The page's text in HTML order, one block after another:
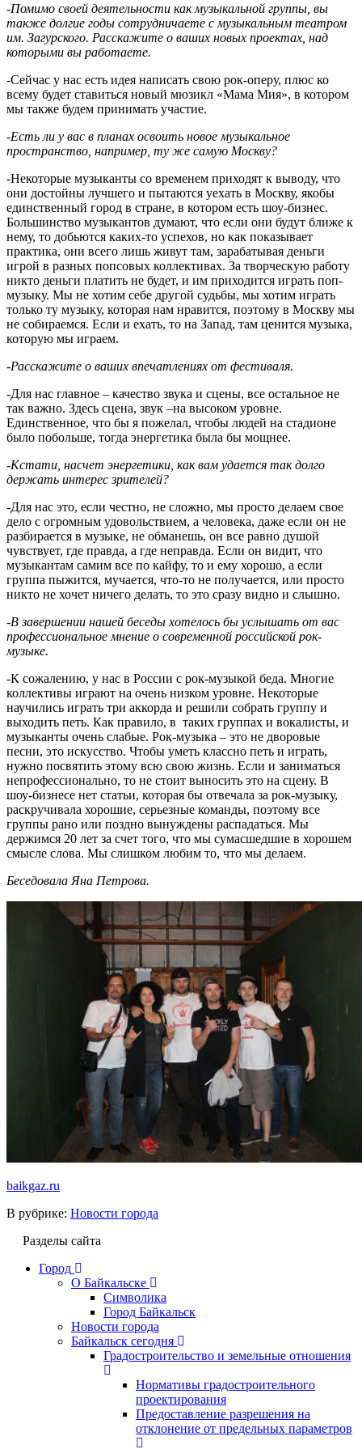
-Помимо своей деятельности как музыкальной группы, вы
также долгие годы сотрудничаете с музыкальным театром
им. Загурского. Расскажите о ваших новых проектах, над
которыми вы работаете.
-Сейчас у нас есть идея написать свою рок-оперу, плюс ко
всему будет ставиться новый мюзикл «Мама Мия», в котором
мы также будем принимать участие.
-Есть ли у вас в планах освоить новое музыкальное
пространство, например, ту же самую Москву?
-Некоторые музыканты со временем приходят к выводу, что
они достойны лучшего и пытаются уехать в Москву, якобы
единственный город в стране, в котором есть шоу-бизнес.
Большинство музыкантов думают, что если они будут ближе к
нему, то добьются каких-то успехов, но как показывает
практика, они всего лишь живут там, зарабатывая деньги
игрой в разных попсовых коллективах. За творческую работу
никто деньги платить не будет, и им приходится играть поп-
музыку. Мы не хотим себе другой судьбы, мы хотим играть
только ту музыку, которая нам нравится, поэтому в Москву мы
не собираемся. Если и ехать, то на Запад, там ценится музыка,
которую мы играем.
-Расскажите о ваших впечатлениях от фестиваля.
-Для нас главное – качество звука и сцены, все остальное не
так важно. Здесь сцена, звук –на высоком уровне.
Единственное, что бы я пожелал, чтобы людей на стадионе
было побольше, тогда энергетика была бы мощнее.
-Кстати, насчет энергетики, как вам удается так долго
держать интерес зрителей?
-Для нас это, если честно, не сложно, мы просто делаем свое
дело с огромным удовольствием, а человека, даже если он не
разбирается в музыке, не обманешь, он все равно душой
чувствует, где правда, а где неправда. Если он видит, что
музыкантам самим все по кайфу, то и ему хорошо, а если
группа пыжится, мучается, что-то не получается, или просто
никто не хочет ничего делать, то это сразу видно и слышно.
-В завершении нашей беседы хотелось бы услышать от вас
профессиональное мнение о современной российской рок-
музыке.
-К сожалению, у нас в России с рок-музыкой беда. Многие
коллективы играют на очень низком уровне. Некоторые
научились играть три аккорда и решили собрать группу и
выходить петь. Как правило, в таких группах и вокалисты, и
музыканты очень слабые. Рок-музыка – это не дворовые
песни, это искусство. Чтобы уметь классно петь и играть,
нужно посвятить этому всю свою жизнь. Если и заниматься
непрофессионально, то не стоит выносить это на сцену. В
шоу-бизнесе нет статьи, которая бы отвечала за рок-музыку,
раскручивала хорошие, серьезные команды, поэтому все
группы рано или поздно вынуждены распадаться. Мы
держимся 20 лет за счет того, что мы сумасшедшие в хорошем
смысле слова. Мы слишком любим то, что мы делаем.
Беседовала Яна Петрова.
baikgaz.ru
В рубрике: Новости города
Разделы сайта
Город
О Байкальске
Символика
Город Байкальск
Новости города
Байкальск сегодня
Градостроительство и земельные отношения
Нормативы градостроительного
проектирования
Предоставление разрешения на
отклонение от предельных параметров